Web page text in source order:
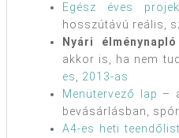
Egész éves
hosszútávú reális,
Nyári élménynapló
akkor is, ha nem
es, 2013-as
Menütervező lap –
bevásárlásban,
A4-es heti